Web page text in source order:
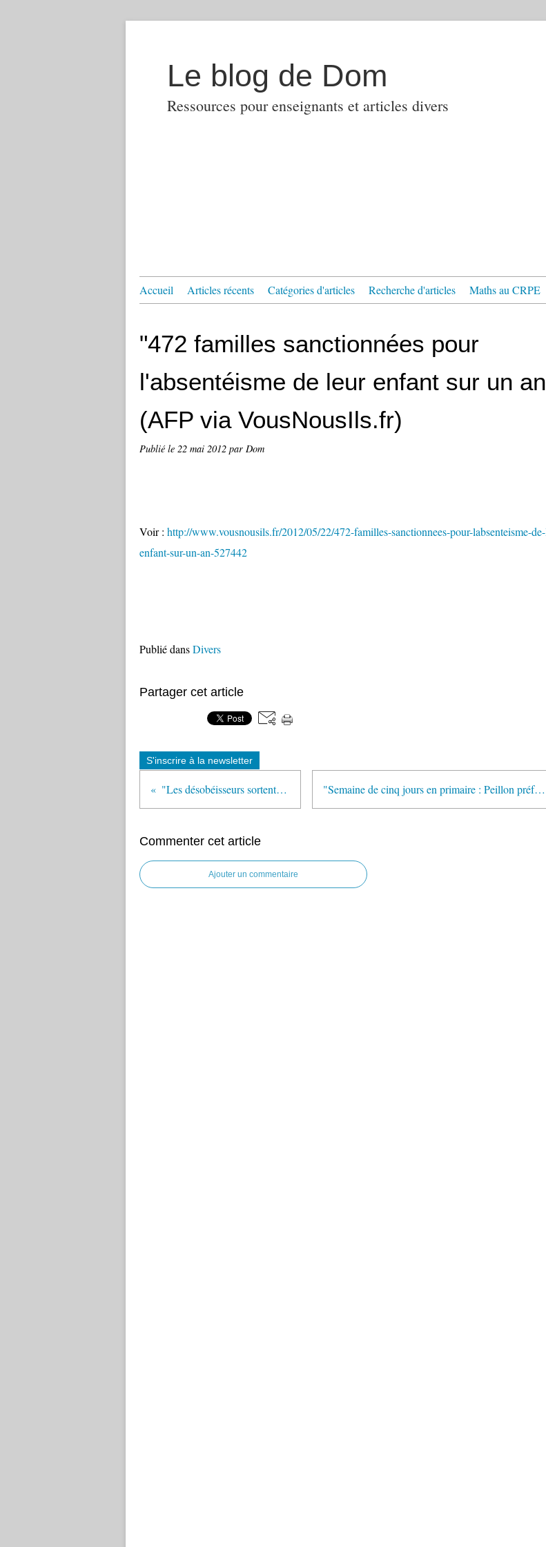
Le blog de Dom
Ressources pour enseignants et articles divers
Accueil Articles récents Catégories d'articles Recherche d'articles Maths au CRPE
"472 familles sanctionnées pour
l'absentéisme de leur enfant sur un
(AFP via VousNousIls.fr)
Publié le 22 mai 2012 par Dom
Voir : http://www.vousnousils.fr/2012/05/22/472-familles-sanctionnees-pour-labsenteisme-
enfant-sur-un-an-527442
Publié dansDivers
Partager cet article
S'inscrire à la newsletter
"Les désobéisseurs sortent du maquis" (Café pédagogique) "Semaine de cinq jours en primaire : Peillon préfèrerait le mercredi matin" (AFP via VousNousIls.fr)
Commenter cet article
Ajouter un commentaire